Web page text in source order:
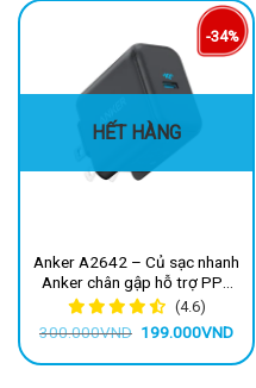
-34%
HẾT HÀNG
Anker A2642 – Củ sạc nhanh
Anker chân gập hỗ trợ PPS
samsung, công suất 25W
(4.6)
300.000VND Giá
là:
199.000VNDGiá
hiện
tại